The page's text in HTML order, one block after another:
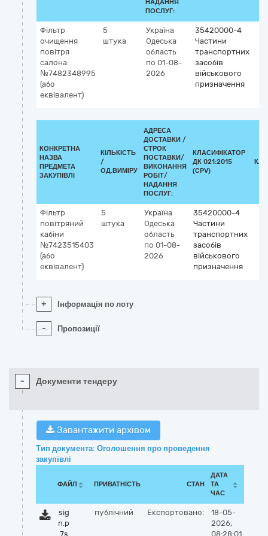
НАДАННЯ
ПОСЛУГ:
Фільтр
очищення
повітря
салона
№7482348995
(або
еквівалент)
5
штука
Україна
Одеська
область
по 01-08-
2026
35420000-4
Частини
транспортних
засобів
військового
призначення
КОНКРЕТНА
НАЗВА
ПРЕДМЕТА
ЗАКУПІВЛІ
КІЛЬКІСТЬ
/
ОД.ВИМІРУ
АДРЕСА
ДОСТАВКИ /
СТРОК
ПОСТАВКИ/
ВИКОНАННЯ
РОБІТ/
НАДАННЯ
ПОСЛУГ:
КЛАСИФІКАТОР
ДК 021:2015
(CPV)
Фільтр
повітряний
кабіни
№7423515403
(або
еквівалент)
5
штука
Україна
Одеська
область
по 01-08-
2026
35420000-4
Частини
транспортних
засобів
військового
призначення
+ Інформація по лоту
- Пропозиції
- Документи тендеру
Завантажити архівом
Тип документа: Оголошення про проведення
закупівлі
ФАЙЛ ПРИВАТНІСТЬ СТАН
ДАТА
ТА
ЧАС
sig
n.p
7s
публічний Експортовано:
18-05-
2026,
08:28:01